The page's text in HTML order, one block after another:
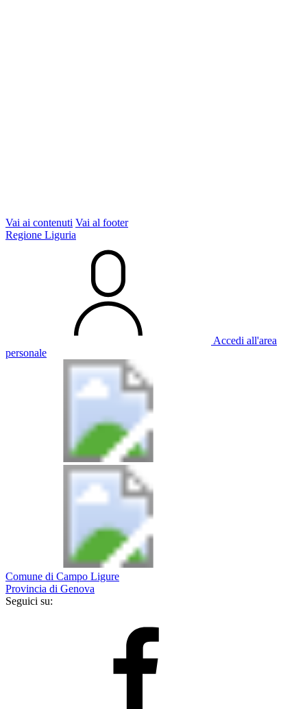
Vai ai contenuti Vai al footer
Regione Liguria
Accedi all'area
personale
Comune di Campo Ligure
Provincia di Genova
Seguici su: